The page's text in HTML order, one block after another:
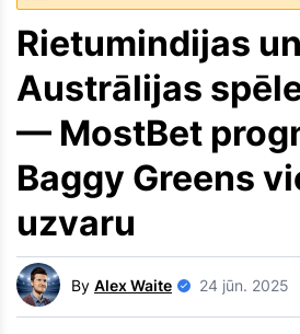
Rietumindijas un
Austrālijas
— MostBet
Baggy Greens
uzvaru
By Alex Waite 24 jūn. 2025